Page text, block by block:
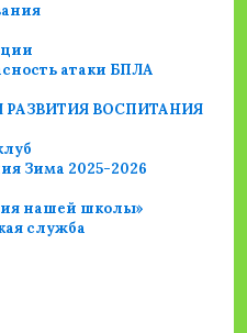
атаки БПЛА
РАЗВИТИЯ ВОСПИТАНИЯ
Зима 2025-2026
нашей школы»
служба